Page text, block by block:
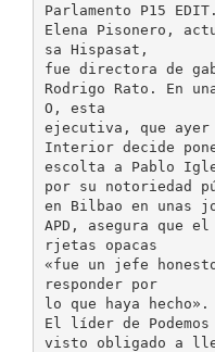
Parlamento P15
Elena Pisonero,
sa Hispasat,
fue directora de
Rodrigo Rato. En
O, esta
ejecutiva, que
Interior decide
escolta a Pablo
por su notoriedad
en Bilbao en unas
APD, asegura que
rjetas opacas
«fue un jefe
responder por
lo que haya hecho».
El líder de Podemos
visto obligado a